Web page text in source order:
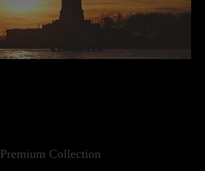
Premium Collection